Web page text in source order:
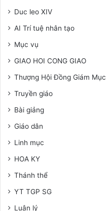
Duc leo XIV
AI Trí tuệ nhân tạo
Mục vụ
GIAO HOI CONG GIAO
Thượng Hội Đồng Giám Mục
Truyền giáo
Bài giảng
Giáo dân
Linh mục
HOA KY
Thánh thể
YT TGP SG
Luân lý